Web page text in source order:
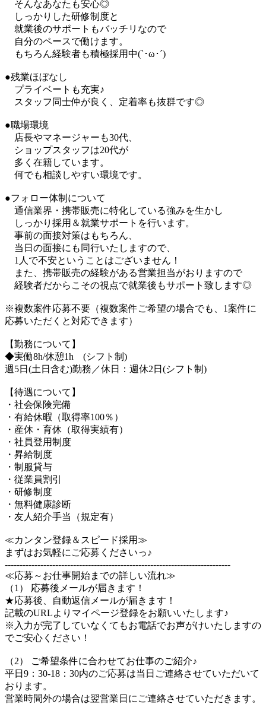
そんなあなたも安心◎
しっかりした研修制度と
就業後のサポートもバッチリなので
自分のペースで働けます。
もちろん経験者も積極採用中(`･ω･´)
●残業ほぼなし
プライベートも充実♪
スタッフ同士仲が良く、定着率も抜群です◎
●職場環境
店長やマネージャーも30代、
ショップスタッフは20代が
多く在籍しています。
何でも相談しやすい環境です。
●フォロー体制について
通信業界・携帯販売に特化している強みを生かし
しっかり採用＆就業サポートを行います。
事前の面接対策はもちろん、
当日の面接にも同行いたしますので、
1人で不安ということはございません！
また、携帯販売の経験がある営業担当がおりますので
経験者だからこその視点で就業後もサポート致します◎
※複数案件応募不要（複数案件ご希望の場合でも、1案件に
応募いただくと対応できます）
【勤務について】
◆実働8h/休憩1h (シフト制)
週5日(土日含む)勤務／休日：週休2日(シフト制)
【待遇について】
・社会保険完備
・有給休暇（取得率100％）
・産休・育休（取得実績有）
・社員登用制度
・昇給制度
・制服貸与
・従業員割引
・研修制度
・無料健康診断
・友人紹介手当（規定有）
≪カンタン登録＆スピード採用≫
まずはお気軽にご応募くださいっ♪
----------------------------------------------------------------------------
≪応募～お仕事開始までの詳しい流れ≫
（1） 応募後メールが届きます！
★応募後、自動返信メールが届きます！
記載のURLよりマイページ登録をお願いいたします♪
※入力が完了していなくてもお電話でお声がけいたしますの
でご安心ください！
（2） ご希望条件に合わせてお仕事のご紹介♪
平日9：30-18：30内のご応募は当日ご連絡させていただいて
おります。
営業時間外の場合は翌営業日にご連絡させていただきます。